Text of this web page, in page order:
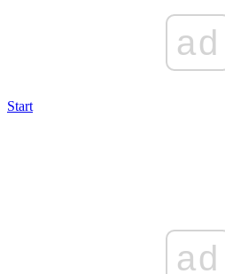
ad
Start
ad